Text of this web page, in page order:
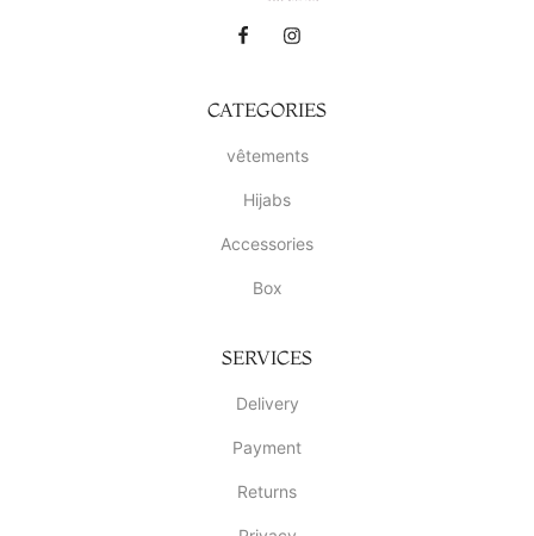
CATEGORIES
vêtements
Hijabs
Accessories
Box
SERVICES
Delivery
Payment
Returns